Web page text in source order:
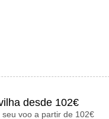
desde 102€
voo a partir de 102€